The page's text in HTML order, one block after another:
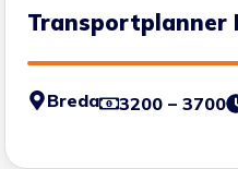
Transportplanner
Breda 3200 – 3700